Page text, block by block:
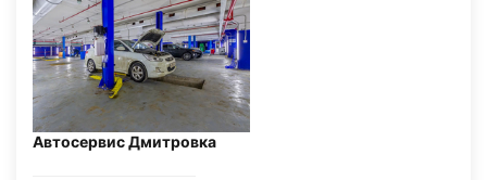
Автосервис Дмитровка